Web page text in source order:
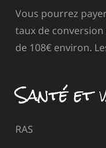
Vous pourrez
taux de
de 108€ environ.
Santé et
RAS